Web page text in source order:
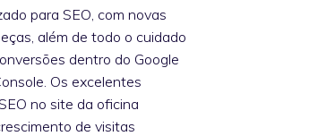
para SEO, com novas
além de todo o cuidado
dentro do Google
Os excelentes
no site da oficina
de visitas